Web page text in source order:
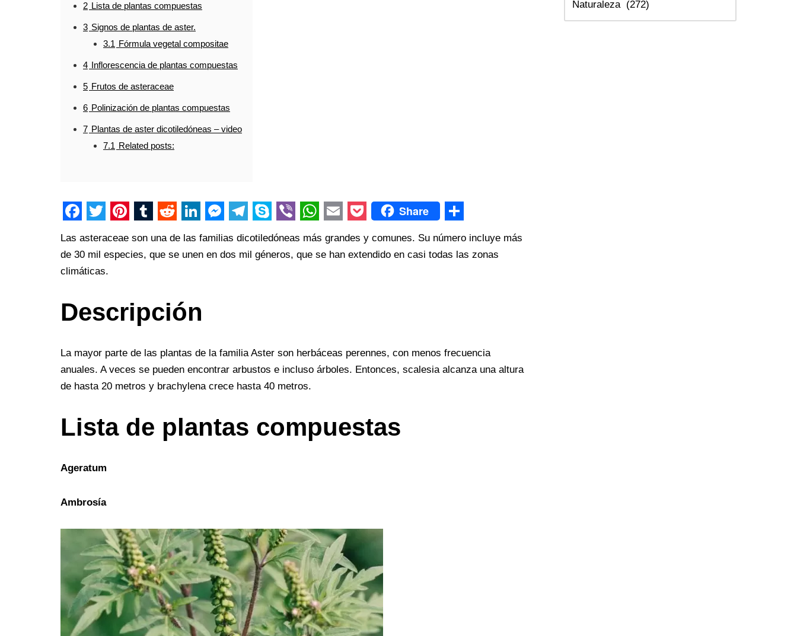
2 Lista de plantas compuestas
3 Signos de plantas de aster.
3.1 Fórmula vegetal compositae
4 Inflorescencia de plantas compuestas
5 Frutos de asteraceae
6 Polinización de plantas compuestas
7 Plantas de aster dicotiledóneas – video
7.1 Related posts:
a
c
b
o
k
T
w
i
t
e
i
n
e
r
s
t
u
l
r
e
i
t
L
i
e
d
n
M
e
g
e
r
T
e
a
m
S
k
y
V
i
W
h
a
p
m
P
o
Share
h
Las asteraceae son una de las familias dicotiledóneas más grandes y comunes. Su número incluye más
de 30 mil especies, que se unen en dos mil géneros, que se han extendido en casi todas las zonas
climáticas.
Descripción
La mayor parte de las plantas de la familia Aster son herbáceas perennes, con menos frecuencia
anuales. A veces se pueden encontrar arbustos e incluso árboles. Entonces, scalesia alcanza una altura
de hasta 20 metros y brachylena crece hasta 40 metros.
Lista de plantas compuestas
Ageratum
Ambrosía